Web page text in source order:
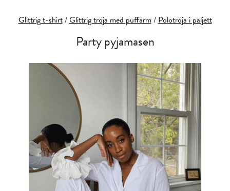
Glittrig t-shirt/Glittrig tröja med puffärm/Polotröja i paljett
Party pyjamasen